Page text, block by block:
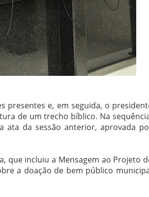
presentes e, em seguida, o
de um trecho bíblico. Na
ata da sessão anterior, aprovada
que incluiu a Mensagem ao Projeto
a doação de bem público